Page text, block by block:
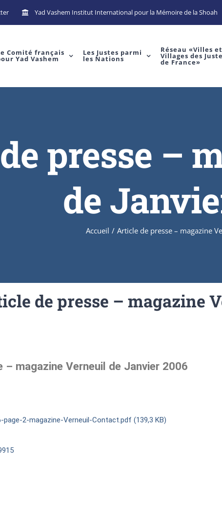
Yad Vashem Institut International pour la Mémoire de la Shoah
Comité français
Yad Vashem
Les Justes parmi
les Nations
Réseau «Villes et
Villages des
de France»
presse –
de
Accueil / Article de presse – magazine
de presse – magazine
magazine Verneuil de Janvier 2006
page-2-magazine-Verneuil-Contact.pdf (139,3 KB)